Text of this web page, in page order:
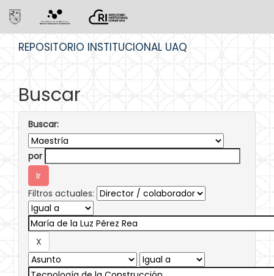
REPOSITORIO INSTITUCIONAL UAQ
Buscar
Buscar:
por
Filtros actuales: